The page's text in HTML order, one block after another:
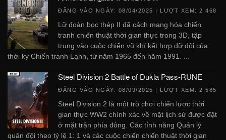
ĐĂNG VÀO NGÀY: 08/04/2025 | LƯỢT XEM: 2,468
Lữ đoàn bọc thép II đã cách mạng hóa chiến
tranh chiến thuật thời gian thực trong 3D, tập
trung vào cuộc chiến vũ khí kết hợp dữ dội của
thời kỳ Chiến tranh Lạnh, từ năm 1965 đến năm 1991. ...
Steel Division 2 Battle of Dukla Pass-RUNE
ĐĂNG VÀO NGÀY: 08/09/2025 | LƯỢT XEM: 2,585
Steel Division 2 là một trò chơi chiến lược thời
gian thực WW2 chính xác về mặt lịch sử được đặt
ở mặt trận phía đông. Các tính năng Quản lý
quân đội theo tỷ lệ 1: 1 và các cuộc chiến chiến thuật thời gian